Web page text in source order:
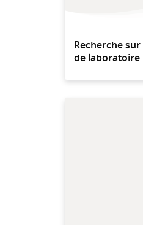
Recherche
de laboratoire